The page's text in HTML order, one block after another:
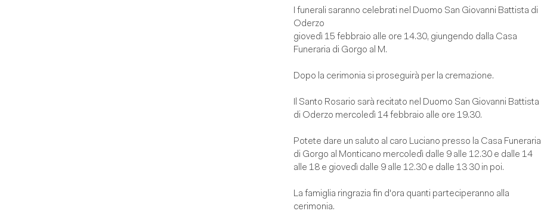
I funerali saranno celebrati nel Duomo San Giovanni Battista di
Oderzo
giovedì 15 febbraio alle ore 14.30, giungendo dalla Casa
Funeraria di Gorgo al M.
Dopo la cerimonia si proseguirà per la cremazione.
Il Santo Rosario sarà recitato nel Duomo San Giovanni Battista
di Oderzo mercoledì 14 febbraio alle ore 19.30.
Potete dare un saluto al caro Luciano presso la Casa Funeraria
di Gorgo al Monticano mercoledì dalle 9 alle 12.30 e dalle 14
alle 18 e giovedì dalle 9 alle 12.30 e dalle 13 30 in poi.
La famiglia ringrazia fin d'ora quanti parteciperanno alla
cerimonia.